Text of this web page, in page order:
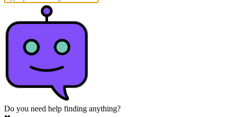
Do you need help finding anything?